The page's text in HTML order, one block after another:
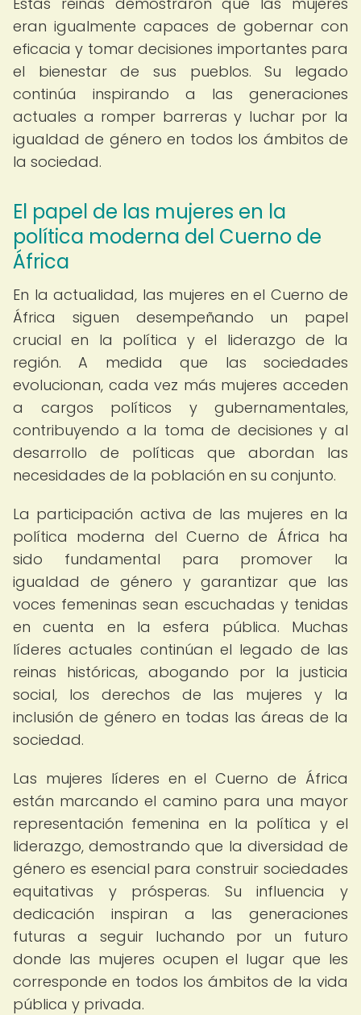
eran igualmente capaces de gobernar con
eficacia y tomar decisiones importantes para
el bienestar de sus pueblos. Su legado
continúa inspirando a las generaciones
actuales a romper barreras y luchar por la
igualdad de género en todos los ámbitos de
la sociedad.
El papel de las mujeres en la
política moderna del Cuerno de
África
En la actualidad, las mujeres en el Cuerno de
África siguen desempeñando un papel
crucial en la política y el liderazgo de la
región. A medida que las sociedades
evolucionan, cada vez más mujeres acceden
a cargos políticos y gubernamentales,
contribuyendo a la toma de decisiones y al
desarrollo de políticas que abordan las
necesidades de la población en su conjunto.
La participación activa de las mujeres en la
política moderna del Cuerno de África ha
sido fundamental para promover la
igualdad de género y garantizar que las
voces femeninas sean escuchadas y tenidas
en cuenta en la esfera pública. Muchas
líderes actuales continúan el legado de las
reinas históricas, abogando por la justicia
social, los derechos de las mujeres y la
inclusión de género en todas las áreas de la
sociedad.
Las mujeres líderes en el Cuerno de África
están marcando el camino para una mayor
representación femenina en la política y el
liderazgo, demostrando que la diversidad de
género es esencial para construir sociedades
equitativas y prósperas. Su influencia y
dedicación inspiran a las generaciones
futuras a seguir luchando por un futuro
donde las mujeres ocupen el lugar que les
corresponde en todos los ámbitos de la vida
pública y privada.